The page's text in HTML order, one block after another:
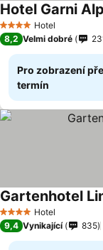
4 Počet hvězdiček
Hotel
Hotel Garni
8,2 Velmi dobré
Pro zobrazení
termín
4 Počet hvězdiček
Hotel
Gartenhotel
9,4 Vynikající 835